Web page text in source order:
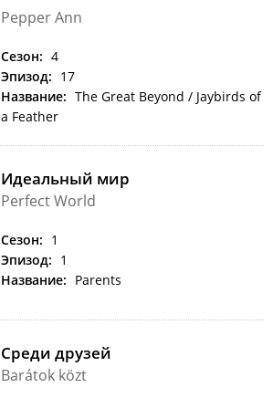
Pepper Ann
Сезон: 4
Эпизод: 17
Название: The Great Beyond / Jaybirds of
a Feather
Идеальный мир
Perfect World
Сезон: 1
Эпизод: 1
Название: Parents
Среди друзей
Barátok közt